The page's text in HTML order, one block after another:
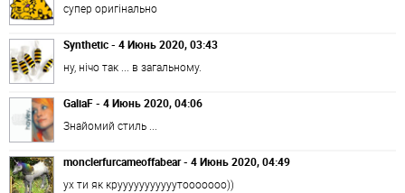
супер оригінально
Synthetic - 4 Июнь 2020, 03:43
ну, нічо так ... в загальному.
GaliaF - 4 Июнь 2020, 04:06
Знайомий стиль ...
monclerfurcameoffabear - 4 Июнь 2020, 04:49
ух ти як крууууууууууутооооооо))